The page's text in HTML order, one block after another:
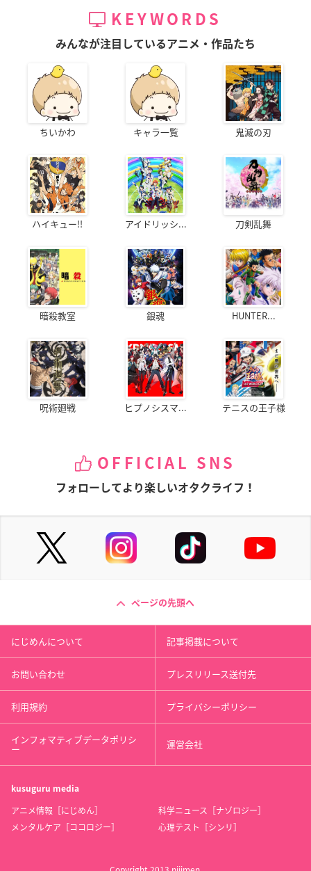
KEYWORDS
みんなが注目しているアニメ・作品たち
ちいかわ キャラ一覧 鬼滅の刃
ハイキュー!! アイドリッシ... 刀剣乱舞
暗殺教室 銀魂 HUNTER...
呪術廻戦 ヒプノシスマ... テニスの王子様
OFFICIAL SNS
フォローしてより楽しいオタクライフ！
ページの先頭へ
にじめんについて 記事掲載について
お問い合わせ プレスリリース送付先
利用規約 プライバシーポリシー
インフォマティブデータポリシ
ー 運営会社
kusuguru media
アニメ情報［にじめん］
科学ニュース［ナゾロジー］
メンタルケア［ココロジー］
心理テスト［シンリ］